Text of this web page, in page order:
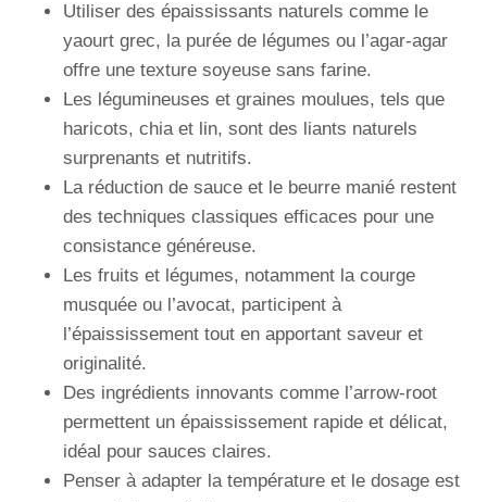
Utiliser des épaississants naturels comme le
yaourt grec, la purée de légumes ou l’agar-agar
offre une texture soyeuse sans farine.
Les légumineuses et graines moulues, tels que
haricots, chia et lin, sont des liants naturels
surprenants et nutritifs.
La réduction de sauce et le beurre manié restent
des techniques classiques efficaces pour une
consistance généreuse.
Les fruits et légumes, notamment la courge
musquée ou l’avocat, participent à
l’épaississement tout en apportant saveur et
originalité.
Des ingrédients innovants comme l’arrow-root
permettent un épaississement rapide et délicat,
idéal pour sauces claires.
Penser à adapter la température et le dosage est